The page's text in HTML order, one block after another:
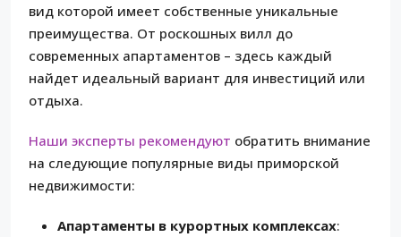
вид которой имеет собственные уникальные
преимущества. От роскошных вилл до
современных апартаментов – здесь каждый
найдет идеальный вариант для инвестиций или
отдыха.
Наши эксперты рекомендуют обратить внимание
на следующие популярные виды приморской
недвижимости:
Апартаменты в курортных комплексах: